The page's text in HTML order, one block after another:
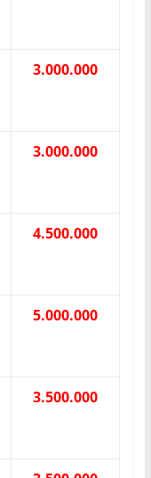
3.000.000
3.000.000
4.500.000
5.000.000
3.500.000